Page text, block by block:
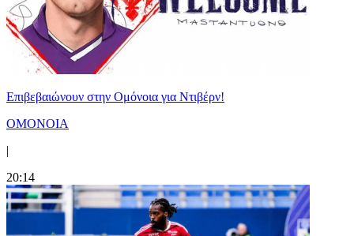
Επιβεβαιώνουν στην Ομόνοια για Ντιβέρν!
ΟΜΟΝΟΙΑ
|
20:14